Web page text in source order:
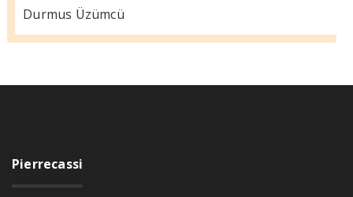
Durmus Üzümcü
Pierrecassi